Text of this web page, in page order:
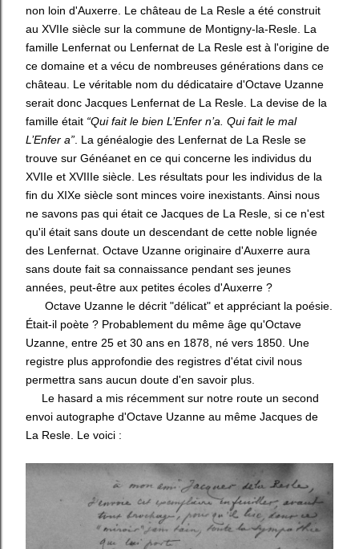
non loin d'Auxerre. Le château de La Resle a été construit
au XVIIe siècle sur la commune de Montigny-la-Resle. La
famille Lenfernat ou Lenfernat de La Resle est à l'origine de
ce domaine et a vécu de nombreuses générations dans ce
château. Le véritable nom du dédicataire d'Octave Uzanne
serait donc Jacques Lenfernat de La Resle. La devise de la
famille était “Qui fait le bien L’Enfer n’a. Qui fait le mal
L’Enfer a” . La généalogie des Lenfernat de La Resle se
trouve sur Généanet en ce qui concerne les individus du
XVIIe et XVIIIe siècle. Les résultats pour les individus de la
fin du XIXe siècle sont minces voire inexistants. Ainsi nous
ne savons pas qui était ce Jacques de La Resle, si ce n'est
qu'il était sans doute un descendant de cette noble lignée
des Lenfernat. Octave Uzanne originaire d'Auxerre aura
sans doute fait sa connaissance pendant ses jeunes
années, peut-être aux petites écoles d'Auxerre ?
Octave Uzanne le décrit "délicat" et appréciant la poésie.
Était-il poète ? Probablement du même âge qu'Octave
Uzanne, entre 25 et 30 ans en 1878, né vers 1850. Une
registre plus approfondie des registres d'état civil nous
permettra sans aucun doute d'en savoir plus.
Le hasard a mis récemment sur notre route un second
envoi autographe d'Octave Uzanne au même Jacques de
La Resle. Le voici :